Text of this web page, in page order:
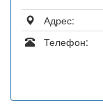
Адрес:
Телефон: